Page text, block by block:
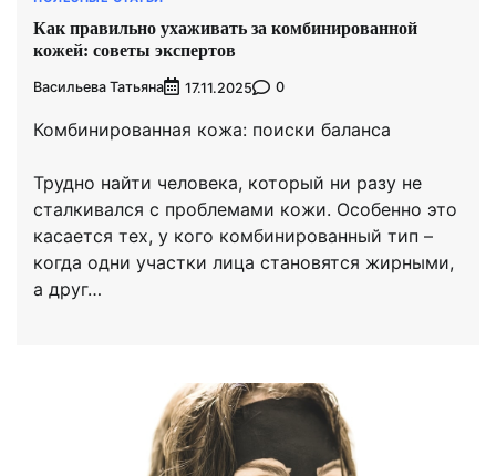
Как правильно ухаживать за комбинированной
кожей: советы экспертов
Васильева Татьяна 17.11.2025 0
Комбинированная кожа: поиски баланса
Трудно найти человека, который ни разу не
сталкивался с проблемами кожи. Особенно это
касается тех, у кого комбинированный тип –
когда одни участки лица становятся жирными,
а друг…